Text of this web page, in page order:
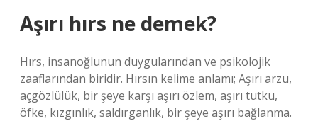
Aşırı hırs ne demek?
Hırs, insanoğlunun duygularından ve psikolojik
zaaflarından biridir. Hırsın kelime anlamı; Aşırı arzu,
açgözlülük, bir şeye karşı aşırı özlem, aşırı tutku,
öfke, kızgınlık, saldırganlık, bir şeye aşırı bağlanma.